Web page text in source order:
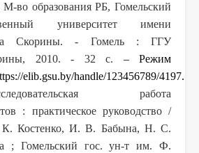
во образования РБ, Гомельский
университет имени
Скорины. - Гомель : ГГУ
2010. - 32 с. – Режим
elib.gsu.by/handle/123456789/4197.
работа
: практическое руководство /
Костенко, И. В. Бабына, Н. С.
; Гомельский гос. ун-т им. Ф.